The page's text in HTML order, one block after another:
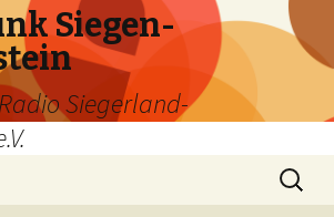
Siegen-
Siegerland-
Suche
nach: